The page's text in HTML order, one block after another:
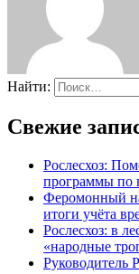
Найти:
Свежие
Рослесхоз:
программы по
Феромонный
итоги учёта
Рослесхоз: в
«народные
Руководитель